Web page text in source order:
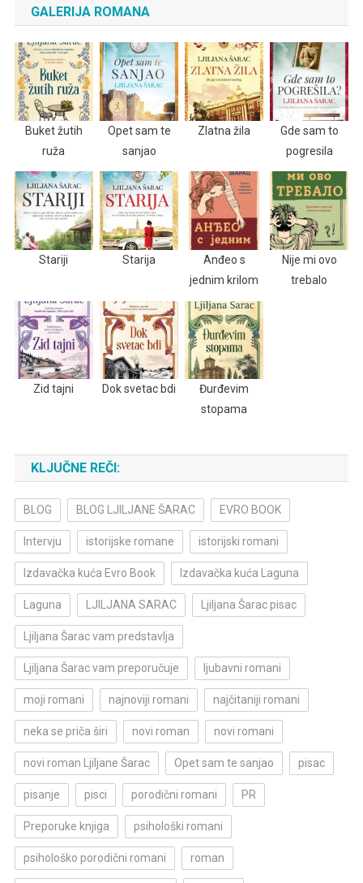
GALERIJA ROMANA
Buket žutih
ruža
Opet sam te
sanjao
Zlatna žila
Gde sam to
pogresila
Stariji Starija
Anđeo s
jednim krilom
Nije mi ovo
trebalo
Zid tajni Dok svetac bdi
Đurđevim
stopama
KLJUČNE REČI:
BLOG BLOG LJILJANE ŠARAC EVRO BOOK
Intervju istorijske romane istorijski romani
Izdavačka kuća Evro Book Izdavačka kuća Laguna
Laguna LJILJANA SARAC Ljiljana Šarac pisac
Ljiljana Šarac vam predstavlja
Ljiljana Šarac vam preporučuje ljubavni romani
moji romani najnoviji romani najčitaniji romani
neka se priča širi novi roman novi romani
novi roman Ljiljane Šarac Opet sam te sanjao pisac
pisanje pisci porodični romani PR
Preporuke knjiga psihološki romani
psihološko porodični romani roman